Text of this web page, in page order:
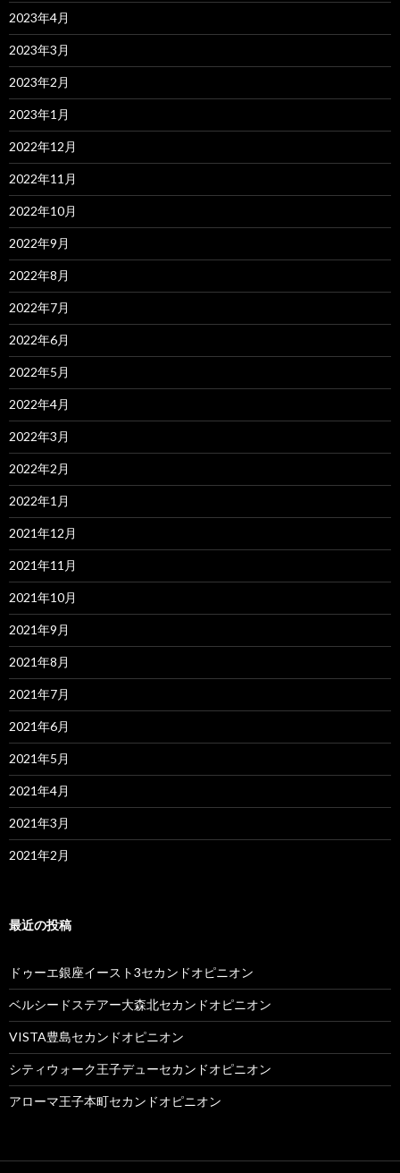
2023年4月
2023年3月
2023年2月
2023年1月
2022年12月
2022年11月
2022年10月
2022年9月
2022年8月
2022年7月
2022年6月
2022年5月
2022年4月
2022年3月
2022年2月
2022年1月
2021年12月
2021年11月
2021年10月
2021年9月
2021年8月
2021年7月
2021年6月
2021年5月
2021年4月
2021年3月
2021年2月
最近の投稿
ドゥーエ銀座イースト3セカンドオピニオン
ベルシードステアー大森北セカンドオピニオン
VISTA豊島セカンドオピニオン
シティウォーク王子デューセカンドオピニオン
アローマ王子本町セカンドオピニオン